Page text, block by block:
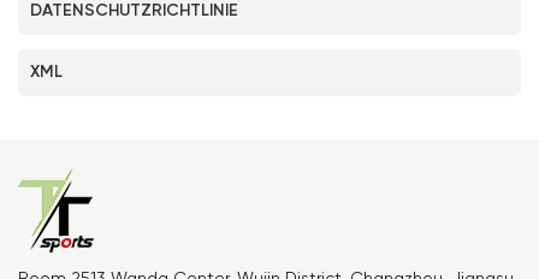
DATENSCHUTZRICHTLINIE
XML